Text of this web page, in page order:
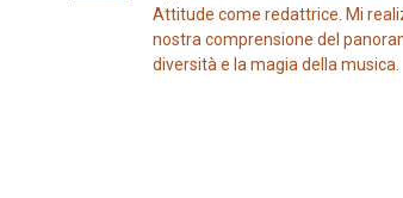
Attitude come redattrice. Mi
nostra comprensione del
diversità e la magia della musica.